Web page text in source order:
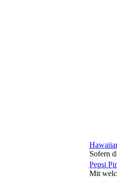
Sofern
Pepsi
Mit